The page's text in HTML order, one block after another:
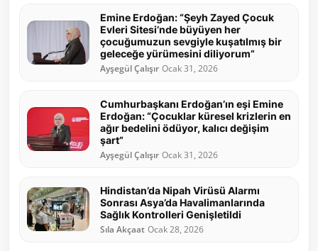
Emine Erdoğan: “Şeyh Zayed Çocuk
Evleri Sitesi’nde büyüyen her
çocuğumuzun sevgiyle kuşatılmış bir
geleceğe yürümesini diliyorum”
Ayşegül Çalışır Ocak 31, 2026
Cumhurbaşkanı Erdoğan’ın eşi Emine
Erdoğan: “Çocuklar küresel krizlerin en
ağır bedelini ödüyor, kalıcı değişim
şart”
Ayşegül Çalışır Ocak 31, 2026
Hindistan’da Nipah Virüsü Alarmı
Sonrası Asya’da Havalimanlarında
Sağlık Kontrolleri Genişletildi
Sıla Akçaat Ocak 28, 2026